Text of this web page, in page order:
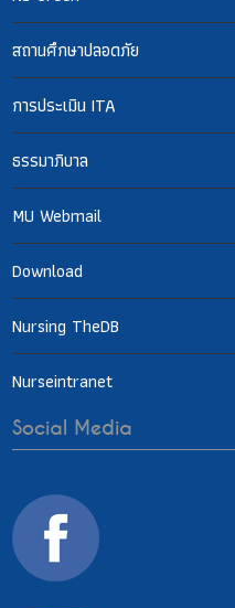
สถานศึกษาปลอดภัย
การประเมิน ITA
ธรรมาภิบาล
MU Webmail
Download
Nursing TheDB
Nurseintranet
Social Media